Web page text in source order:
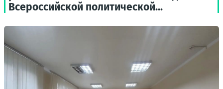
Всероссийской политической...